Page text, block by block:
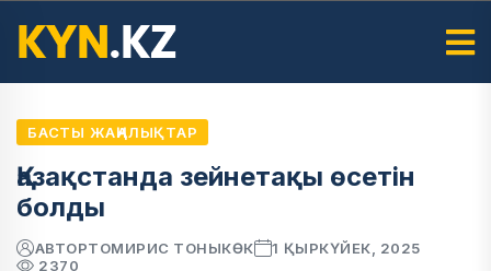
БАСТЫ ЖАҢАЛЫҚТАР
Қазақстанда зейнетақы өсетін
болды
АВТОРТОМИРИС ТОНЫКӨК
1 ҚЫРКҮЙЕК, 2025
2370